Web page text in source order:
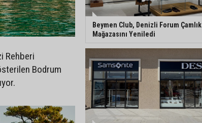
Rehberi
Bodrum
Beymen Club, Denizli Forum Çamlık
Mağazasını Yeniledi